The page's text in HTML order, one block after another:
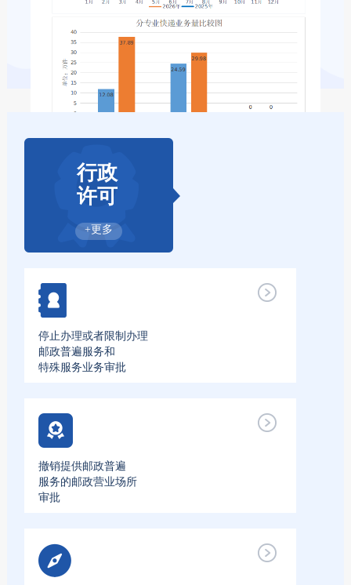
行政
许可
+更多
停止办理或者限制办理
邮政普遍服务和
特殊服务业务审批
撤销提供邮政普遍
服务的邮政营业场所
审批